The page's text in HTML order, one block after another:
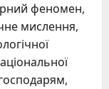
феномен,
мислення,